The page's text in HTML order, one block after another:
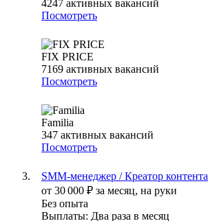
4247 активных вакансий
Посмотреть
FIX PRICE
7169 активных вакансий
Посмотреть
Familia
347 активных вакансий
Посмотреть
SMM-менеджер / Креатор контента
от 30 000 ₽ за месяц, на руки
Без опыта
Выплаты: Два раза в месяц